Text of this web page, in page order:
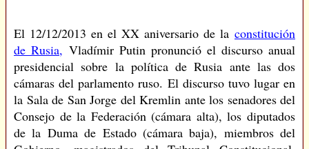
El 12/12/2013 en el XX aniversario de la constitución
de Rusia, Vladímir Putin pronunció el discurso anual
presidencial sobre la política de Rusia ante las dos
cámaras del parlamento ruso. El discurso tuvo lugar en
la Sala de San Jorge del Kremlin ante los senadores del
Consejo de la Federación (cámara alta), los diputados
de la Duma de Estado (cámara baja), miembros del